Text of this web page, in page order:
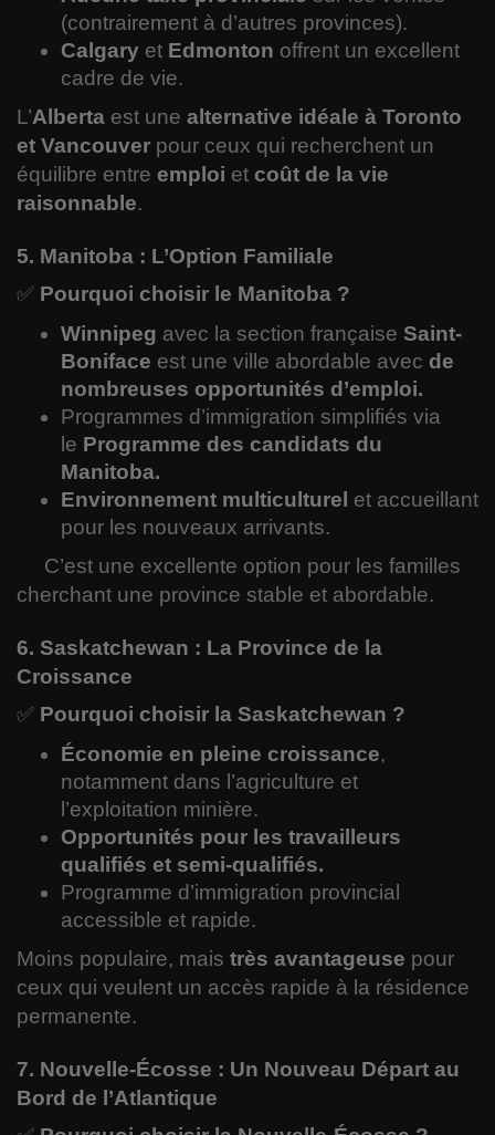
(contrairement à d’autres provinces).
Calgary et Edmonton offrent un excellent
cadre de vie.
L’Alberta est une alternative idéale à Toronto
et Vancouver pour ceux qui recherchent un
équilibre entre emploi et coût de la vie
raisonnable.
5. Manitoba : L’Option Familiale
✅ Pourquoi choisir le Manitoba ?
Winnipeg avec la section française Saint-
Boniface est une ville abordable avec de
nombreuses opportunités d’emploi.
Programmes d’immigration simplifiés via
le Programme des candidats du
Manitoba.
Environnement multiculturel et accueillant
pour les nouveaux arrivants.
C’est une excellente option pour les familles
cherchant une province stable et abordable.
6. Saskatchewan : La Province de la
Croissance
✅ Pourquoi choisir la Saskatchewan ?
Économie en pleine croissance,
notamment dans l’agriculture et
l’exploitation minière.
Opportunités pour les travailleurs
qualifiés et semi-qualifiés.
Programme d’immigration provincial
accessible et rapide.
Moins populaire, mais très avantageuse pour
ceux qui veulent un accès rapide à la résidence
permanente.
7. Nouvelle-Écosse : Un Nouveau Départ au
Bord de l’Atlantique